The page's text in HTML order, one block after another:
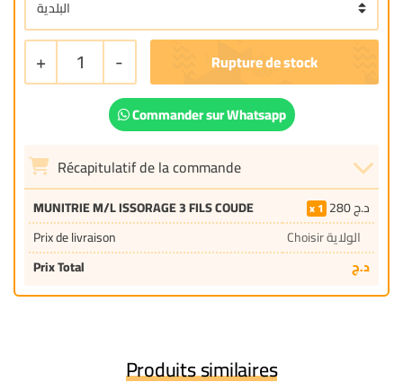
+ 1 -
Commander sur Whatsapp
Récapitulatif de la commande
MUNITRIE M/L ISSORAGE 3 FILS COUDE 1 280د.ج
Prix de livraison
Choisir الولاية
Prix Total
د.ج
Produits similaires